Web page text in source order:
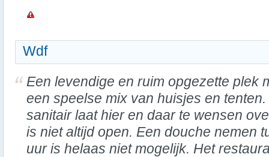
Wdf
Een levendige en ruim opgezette plek
een speelse mix van huisjes en tenten.
sanitair laat hier en daar te wensen
is niet altijd open. Een douche nemen
uur is helaas niet mogelijk. Het